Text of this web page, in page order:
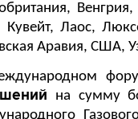
Кувейт, Лаос,
Аравия, США,
на сумму